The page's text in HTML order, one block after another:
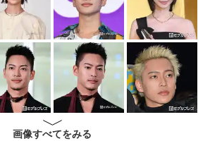
画像すべてをみる